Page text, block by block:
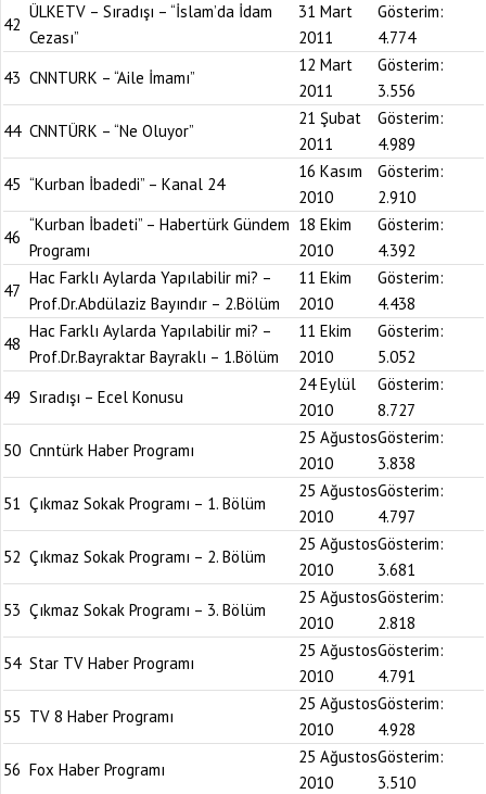
42
ÜLKETV – Sıradışı – “İslam’da İdam
Cezası”
31 Mart
2011
Gösterim:
4.774
43 CNNTURK – “Aile İmamı”
12 Mart
2011
Gösterim:
3.556
44 CNNTÜRK – “Ne Oluyor”
21 Şubat
2011
Gösterim:
4.989
45 “Kurban İbadedi” – Kanal 24
16 Kasım
2010
Gösterim:
2.910
46
“Kurban İbadeti” – Habertürk Gündem
Programı
18 Ekim
2010
Gösterim:
4.392
47
Hac Farklı Aylarda Yapılabilir mi? –
Prof.Dr.Abdülaziz Bayındır – 2.Bölüm
11 Ekim
2010
Gösterim:
4.438
48
Hac Farklı Aylarda Yapılabilir mi? –
Prof.Dr.Bayraktar Bayraklı – 1.Bölüm
11 Ekim
2010
Gösterim:
5.052
49 Sıradışı – Ecel Konusu
24 Eylül
2010
Gösterim:
8.727
50 Cnntürk Haber Programı
25 Ağustos
2010
Gösterim:
3.838
51 Çıkmaz Sokak Programı – 1. Bölüm
25 Ağustos
2010
Gösterim:
4.797
52 Çıkmaz Sokak Programı – 2. Bölüm
25 Ağustos
2010
Gösterim:
3.681
53 Çıkmaz Sokak Programı – 3. Bölüm
25 Ağustos
2010
Gösterim:
2.818
54 Star TV Haber Programı
25 Ağustos
2010
Gösterim:
4.791
55 TV 8 Haber Programı
25 Ağustos
2010
Gösterim:
4.928
56 Fox Haber Programı
25 Ağustos
2010
Gösterim:
3.510